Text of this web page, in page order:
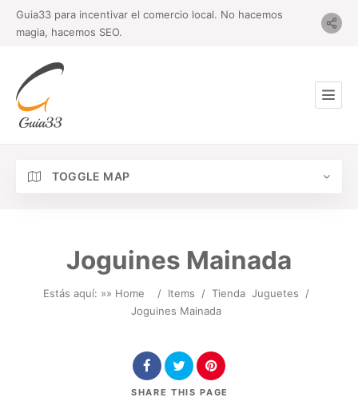
Guia33 para incentivar el comercio local. No hacemos
magia, hacemos SEO.
TOGGLE MAP
Joguines Mainada
Estás aquí: »» Home / Items / Tienda Juguetes
/
Joguines Mainada
SHARE THIS PAGE